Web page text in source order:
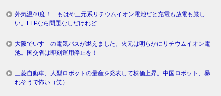
外気温40度！ もはや三元系リチウムイオン電池だと充電も放電も厳し
い。LFPなら問題なしだけれど
大阪でいすゞの電気バスが燃えました。火元は明らかにリチウムイオン電
池。国交省は即刻運用停止を！
三菱自動車、人型ロボットの量産を発表して株価上昇。中国ロボット、暴
れそうで怖い（笑）